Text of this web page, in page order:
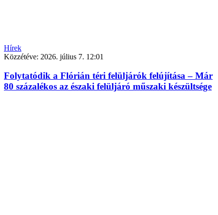
Hírek
Közzétéve: 2026. július 7. 12:01
Folytatódik a Flórián téri felüljárók felújítása – Már
80 százalékos az északi felüljáró műszaki készültsége